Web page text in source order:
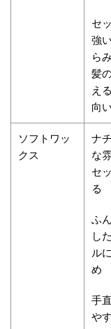
セ
強
ら
髪
え
向
ソフトワッ
クス
ナ
な
セ
る
ふ
し
ル
め
手
や